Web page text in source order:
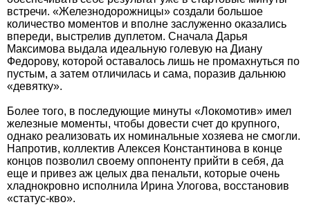
встречи. «Железнодорожницы» создали большое
количество моментов и вполне заслуженно оказались
впереди, выстрелив дуплетом. Сначала Дарья
Максимова выдала идеальную голевую на Диану
Федорову, которой оставалось лишь не промахнуться по
пустым, а затем отличилась и сама, поразив дальнюю
«девятку».
Более того, в последующие минуты «Локомотив» имел
железные моменты, чтобы довести счет до крупного,
однако реализовать их номинальные хозяева не смогли.
Напротив, коллектив Алексея Константинова в конце
концов позволил своему оппоненту прийти в себя, да
еще и привез аж целых два пенальти, которые очень
хладнокровно исполнила Ирина Улогова, восстановив
«статус-кво».